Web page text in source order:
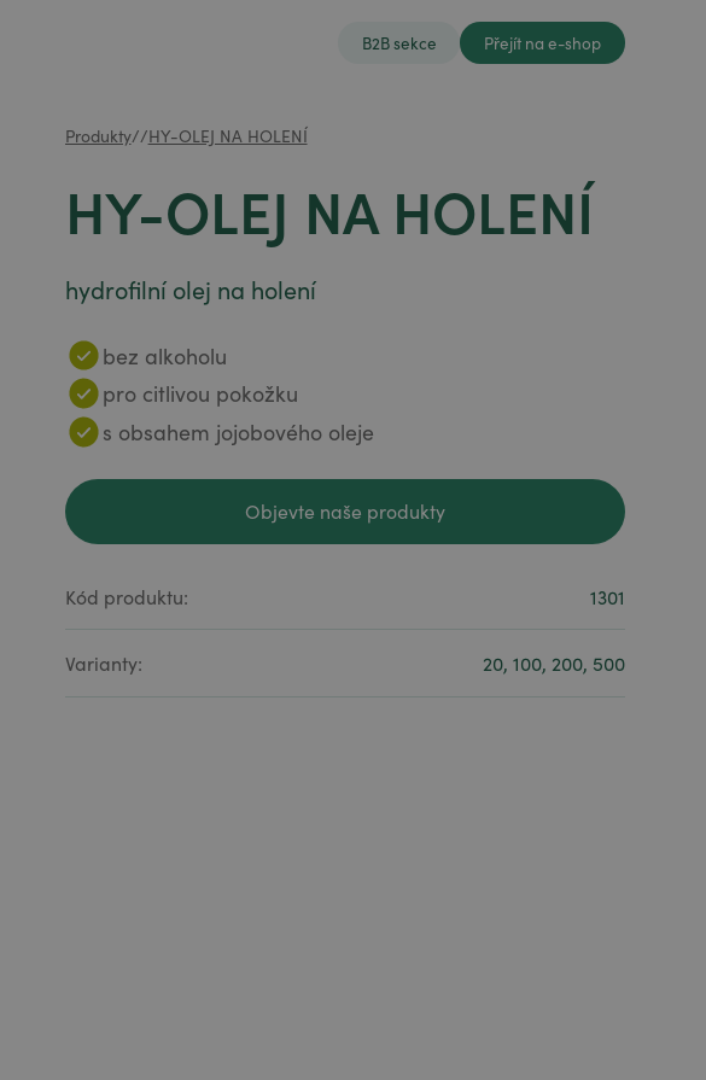
B2B sekce Přejít na e-shop
Produkty//HY-OLEJ NA HOLENÍ
HY-OLEJ NA HOLENÍ
hydrofilní olej na holení
bez alkoholu
pro citlivou pokožku
s obsahem jojobového oleje
Objevte naše produkty
Objevte naše produkty
Kód produktu: 1301
Varianty: 20, 100, 200, 500